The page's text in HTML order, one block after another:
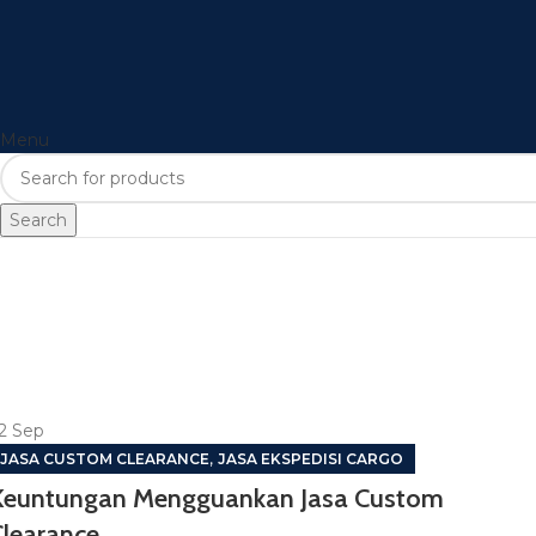
Menu
Search
Sep
JASA CUSTOM CLEARANCE, JASA EKSPEDISI CARGO
Mengguankan Jasa Custom